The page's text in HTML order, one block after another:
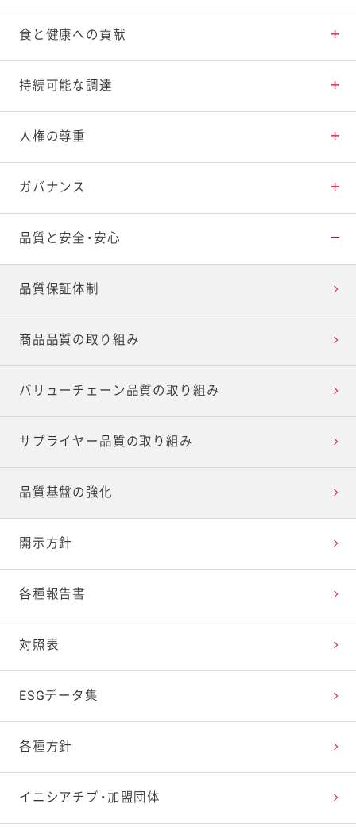
社外からの評価
水資源の持続的利用
生物多様性の保全活動
食と健康への貢献
健康寿命延伸への貢献
子どもの心と体の健康支援
ユニバーサルデザインへの取り組み
社会貢献活動
持続可能な調達
持続可能な調達の推進
人権の尊重
人権尊重への取り組み
多様な人材の活躍
健康経営・労働安全衛生
ガバナンス
倫理規範
コーポレート・ガバナンス
リスクマネジメント
品質と安全・安心
品質保証体制
商品品質の取り組み
バリューチェーン品質の取り組み
サプライヤー品質の取り組み
品質基盤の強化
開示方針
各種報告書
対照表
ESGデータ集
各種方針
イニシアチブ・加盟団体